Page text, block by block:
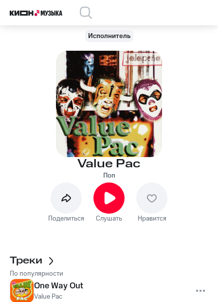
Исполнитель
Value Pac
Поп
Поделиться Слушать Нравится
Треки
По популярности
One Way Out
Value Pac